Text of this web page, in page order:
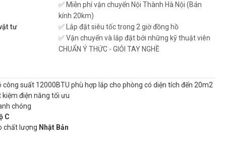
tư
✅ Miễn phí vận chuyển Nội Thành Hà Nội (Bán
kính 20km)
✅ Lắp đặt siêu tốc trong 2 giờ đồng hồ
✅ Vận chuyển và lắp đặt bởi những kỹ thuật viên
CHUẨN Ý THỨC - GIỎI TAY NGHỀ
công suất 12000BTU phù hợp lắp cho phòng có diện tích đến 20m2
kiệm điện năng tối ưu
chóng
C
chất lượng Nhật Bản